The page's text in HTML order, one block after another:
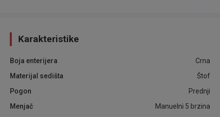
Karakteristike
Boja enterijera
Crna
Materijal sedišta
Štof
Pogon
Prednji
Menjač
Manuelni 5 brzina